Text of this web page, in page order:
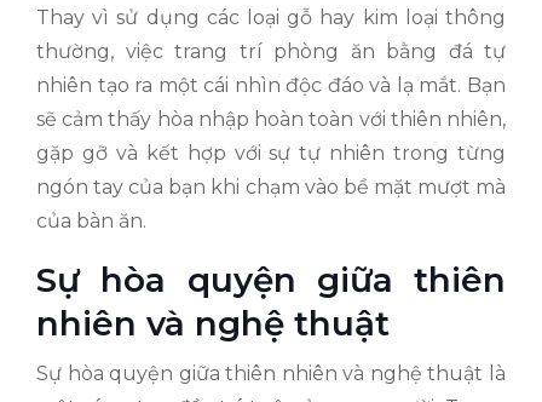
Thay vì sử dụng các loại gỗ hay kim loại thông
thường, việc trang trí phòng ăn bằng đá tự
nhiên tạo ra một cái nhìn độc đáo và lạ mắt. Bạn
sẽ cảm thấy hòa nhập hoàn toàn với thiên nhiên,
gặp gỡ và kết hợp với sự tự nhiên trong từng
ngón tay của bạn khi chạm vào bề mặt mượt mà
của bàn ăn.
Sự hòa quyện giữa thiên
nhiên và nghệ thuật
Sự hòa quyện giữa thiên nhiên và nghệ thuật là